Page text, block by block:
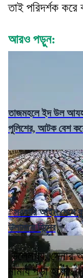
তাই পরিদর্শক
আরও পড়ুন:
তাজমহলে ইদ উল
পুলিশের, আটক বেশ
"সরকারি আইন মেনে
উলামায়ে হিন্দের
উল্লেখ্য, সেনার
নামায পড়া